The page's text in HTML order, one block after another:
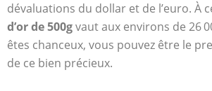
dévaluations du dollar et de l’euro. À
d’or de 500gvaut aux environs de 26
êtes chanceux, vous pouvez être le
de ce bien précieux.